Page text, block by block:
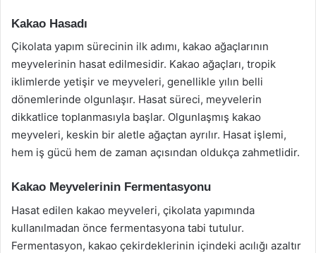
Kakao Hasadı
Çikolata yapım sürecinin ilk adımı, kakao ağaçlarının
meyvelerinin hasat edilmesidir. Kakao ağaçları, tropik
iklimlerde yetişir ve meyveleri, genellikle yılın belli
dönemlerinde olgunlaşır. Hasat süreci, meyvelerin
dikkatlice toplanmasıyla başlar. Olgunlaşmış kakao
meyveleri, keskin bir aletle ağaçtan ayrılır. Hasat işlemi,
hem iş gücü hem de zaman açısından oldukça zahmetlidir.
Kakao Meyvelerinin Fermentasyonu
Hasat edilen kakao meyveleri, çikolata yapımında
kullanılmadan önce fermentasyona tabi tutulur.
Fermentasyon, kakao çekirdeklerinin içindeki acılığı azaltır